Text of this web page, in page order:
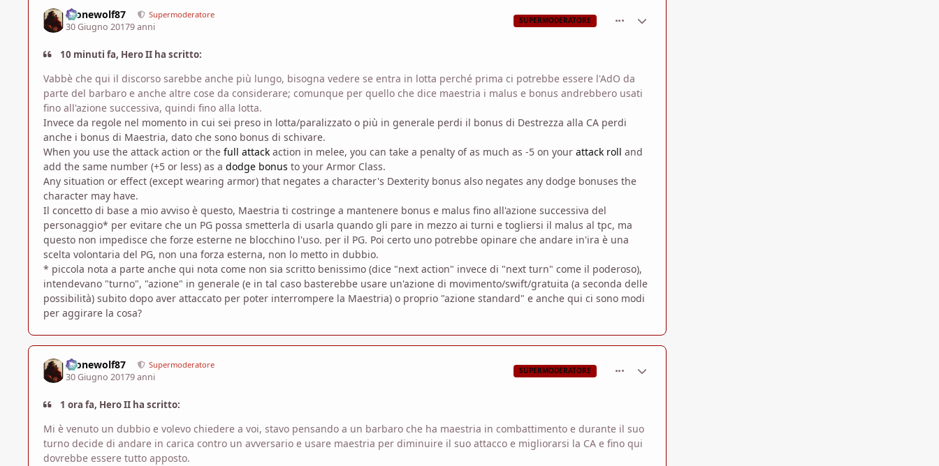
Alonewolf87 Supermoderatore
30 Giugno 20179 anni
SUPERMODERATORE
10 minuti fa, Hero II ha scritto:
Vabbè che qui il discorso sarebbe anche più lungo, bisogna vedere se entra in lotta perché prima ci potrebbe essere l'AdO da
parte del barbaro e anche altre cose da considerare; comunque per quello che dice maestria i malus e bonus andrebbero usati
fino all'azione successiva, quindi fino alla lotta.
Invece da regole nel momento in cui sei preso in lotta/paralizzato o più in generale perdi il bonus di Destrezza alla CA perdi
anche i bonus di Maestria, dato che sono bonus di schivare.
When you use the attack action or the full attack action in melee, you can take a penalty of as much as -5 on your attack roll and
add the same number (+5 or less) as a dodge bonus to your Armor Class.
Any situation or effect (except wearing armor) that negates a character's Dexterity bonus also negates any dodge bonuses the
character may have.
Il concetto di base a mio avviso è questo, Maestria ti costringe a mantenere bonus e malus fino all'azione successiva del
personaggio* per evitare che un PG possa smetterla di usarla quando gli pare in mezzo ai turni e togliersi il malus al tpc, ma
questo non impedisce che forze esterne ne blocchino l'uso. per il PG. Poi certo uno potrebbe opinare che andare in'ira è una
scelta volontaria del PG, non una forza esterna, non lo metto in dubbio.
* piccola nota a parte anche qui nota come non sia scritto benissimo (dice "next action" invece di "next turn" come il poderoso),
intendevano "turno", "azione" in generale (e in tal caso basterebbe usare un'azione di movimento/swift/gratuita (a seconda delle
possibilità) subito dopo aver attaccato per poter interrompere la Maestria) o proprio "azione standard" e anche qui ci sono modi
per aggirare la cosa?
Alonewolf87 Supermoderatore
30 Giugno 20179 anni
SUPERMODERATORE
1 ora fa, Hero II ha scritto:
Mi è venuto un dubbio e volevo chiedere a voi, stavo pensando a un barbaro che ha maestria in combattimento e durante il suo
turno decide di andare in carica contro un avversario e usare maestria per diminuire il suo attacco e migliorarsi la CA e fino qui
dovrebbe essere tutto apposto.